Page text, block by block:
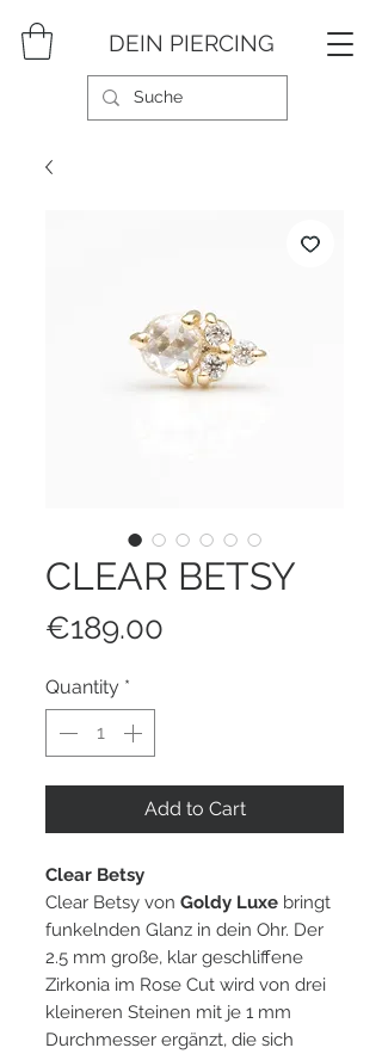
DEIN PIERCING
CLEAR BETSY
€189.00
Quantity *
Add to Cart
Clear Betsy
Clear Betsy von Goldy Luxe bringt
funkelnden Glanz in dein Ohr. Der
2.5 mm große, klar geschliffene
Zirkonia im Rose Cut wird von drei
kleineren Steinen mit je 1 mm
Durchmesser ergänzt, die sich